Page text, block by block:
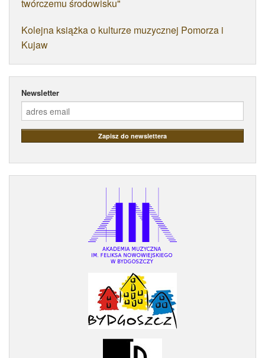
twórczemu środowisku"
Kolejna książka o kulturze muzycznej Pomorza i
Kujaw
Newsletter